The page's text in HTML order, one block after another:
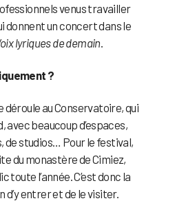
venus travailler
donnent un concert dans le
lyriques de demain
?
déroule au Conservatoire, qui
avec beaucoup d’espaces,
de studios… Pour le festival,
du monastère de Cimiez,
toute l’année. C’est donc la
d’y entrer et de le visiter.